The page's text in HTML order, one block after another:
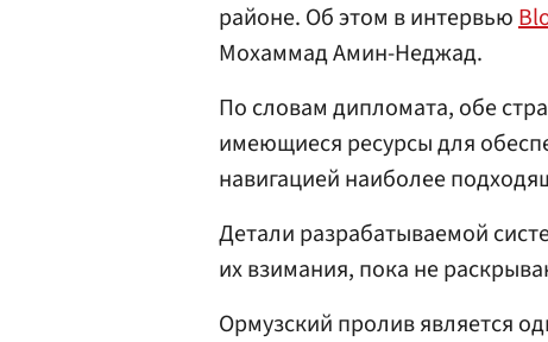
районе. Об этом в интервью
Мохаммад Амин-Неджад.
По словам дипломата, обе
имеющиеся ресурсы для
навигацией наиболее
Детали разрабатываемой
их взимания, пока не
Ормузский пролив является